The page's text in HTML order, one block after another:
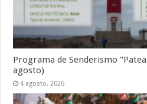
Programa de Senderismo
agosto)
4 agosto, 2026